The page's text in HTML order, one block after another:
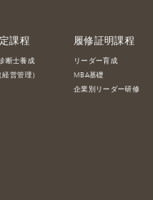
課程
断士養成
営管理）
履修証明課程
リーダー育成
MBA基礎
企業別リーダー研修